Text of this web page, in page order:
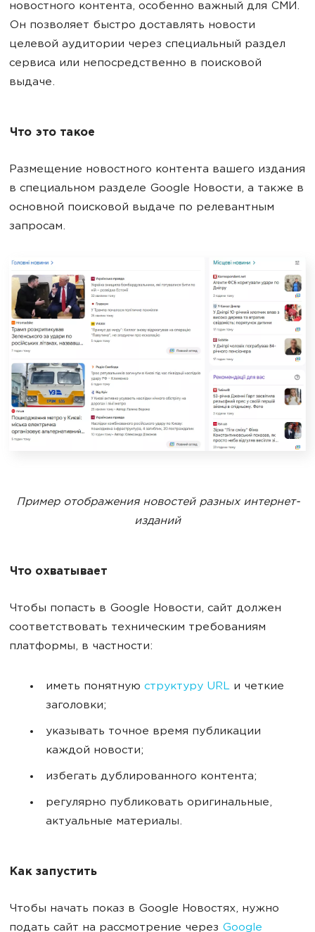
новостного контента, особенно важный для СМИ.
Он позволяет быстро доставлять новости
целевой аудитории через специальный раздел
сервиса или непосредственно в поисковой
выдаче.
Что это такое
Размещение новостного контента вашего издания
в специальном разделе Google Новости, а также в
основной поисковой выдаче по релевантным
запросам.
Пример отображения новостей разных интернет-
изданий
Что охватывает
Чтобы попасть в Google Новости, сайт должен
соответствовать техническим требованиям
платформы, в частности:
иметь понятную структуру URL и четкие
заголовки;
указывать точное время публикации
каждой новости;
избегать дублированного контента;
регулярно публиковать оригинальные,
актуальные материалы.
Как запустить
Чтобы начать показ в Google Новостях, нужно
подать сайт на рассмотрение через Google